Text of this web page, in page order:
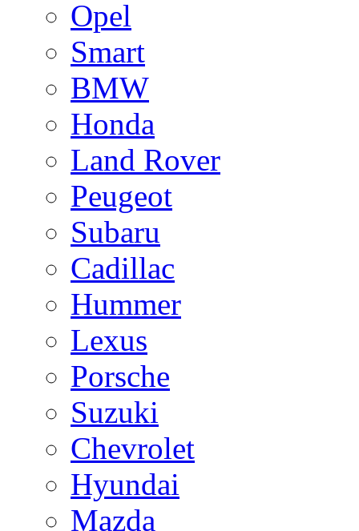
Opel
Smart
BMW
Honda
Land Rover
Peugeot
Subaru
Cadillac
Hummer
Lexus
Porsche
Suzuki
Chevrolet
Hyundai
Mazda